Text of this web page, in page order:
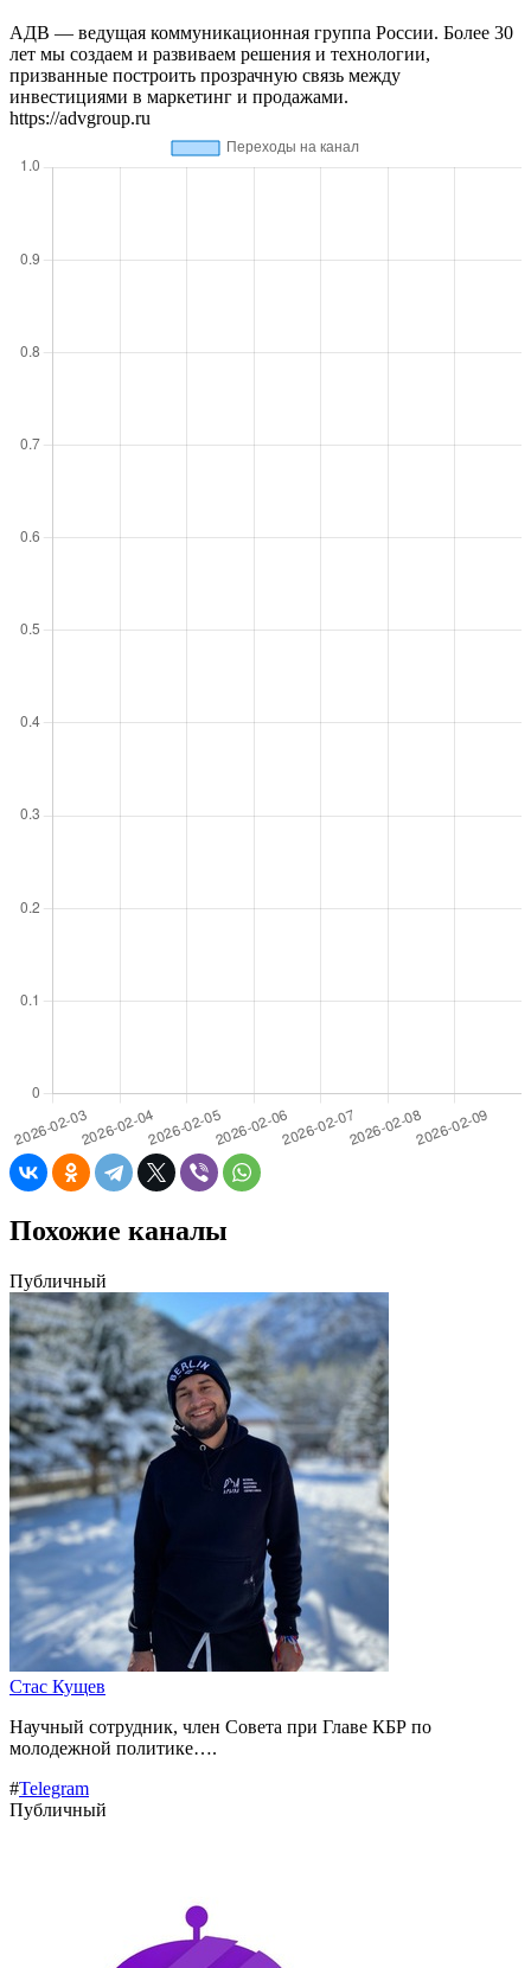
АДВ — ведущая коммуникационная группа России. Более 30
лет мы создаем и развиваем решения и технологии,
призванные построить прозрачную связь между
инвестициями в маркетинг и продажами.
https://advgroup.ru
Похожие каналы
Публичный
Стас Кущев
Научный сотрудник, член Совета при Главе КБР по
молодежной политике….
#Telegram
Публичный